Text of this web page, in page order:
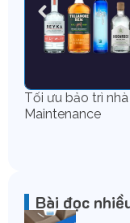
Tối ưu bảo trì
Maintenance
Bài đọc